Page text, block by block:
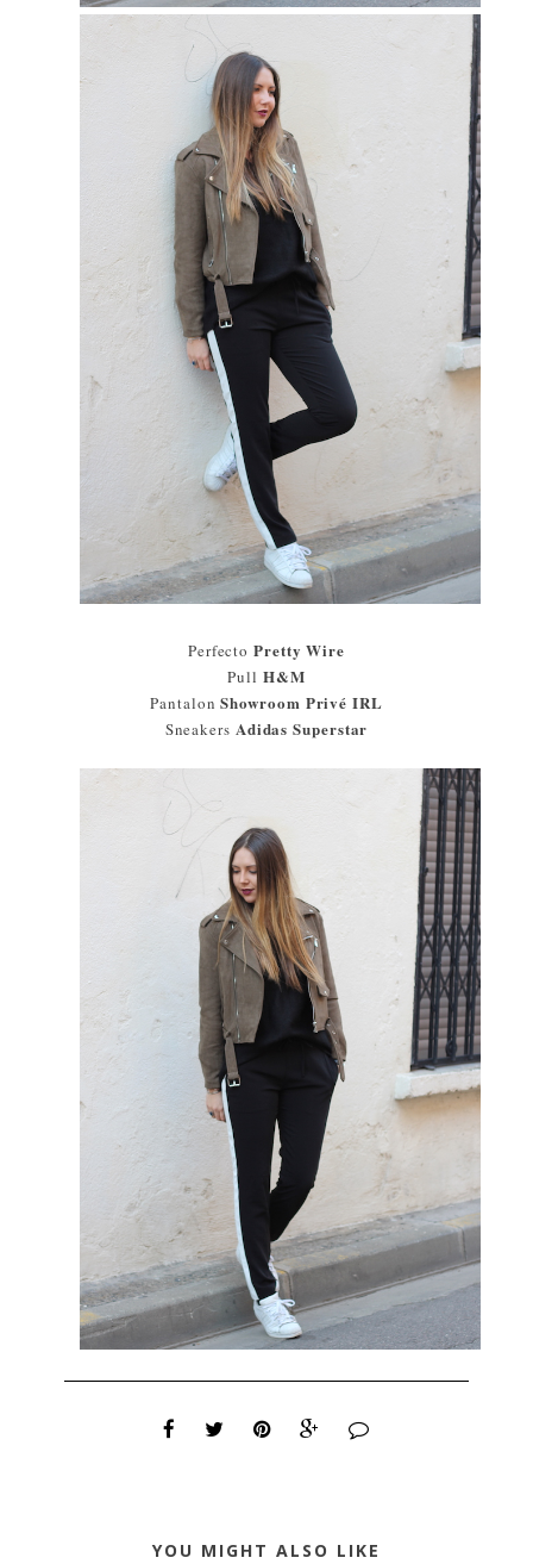
PerfectoPretty Wire
Pull H&M
PantalonShowroom Privé IRL
Sneakers Adidas Superstar
YOU MIGHT ALSO LIKE